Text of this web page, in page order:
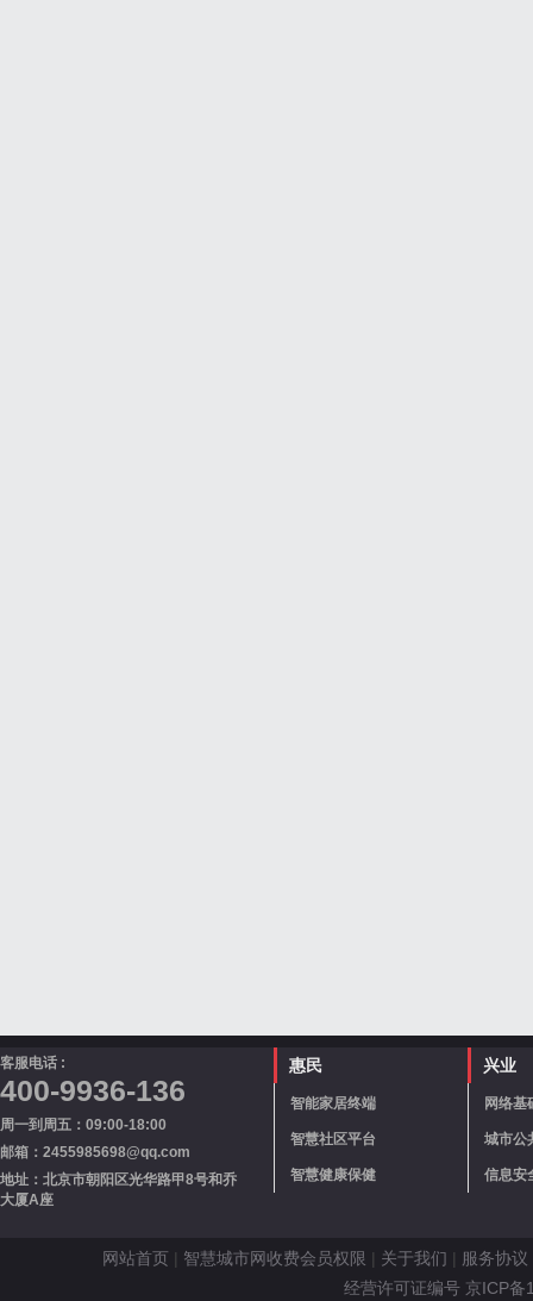
客服电话 :
400-9936-136
周一到周五：09:00-18:00
邮箱：2455985698@qq.com
地址：北京市朝阳区光华路甲8号和乔
大厦A座
惠民
智能家居终端
智慧社区平台
智慧健康保健
兴业
网络基
城市公
信息安
网站首页 | 智慧城市网收费会员权限 | 关于我们 | 服务协议
经营许可证编号 京ICP